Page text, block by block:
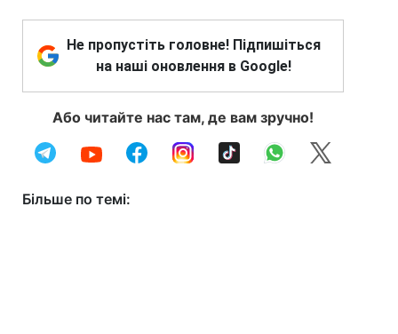
Не пропустіть головне! Підпишіться
на наші оновлення в Google!
Або читайте нас там, де вам зручно!
Більше по темі: